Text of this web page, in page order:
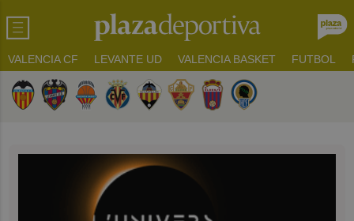
VALENCIA CF LEVANTE UD VALENCIA BASKET FUTBOL